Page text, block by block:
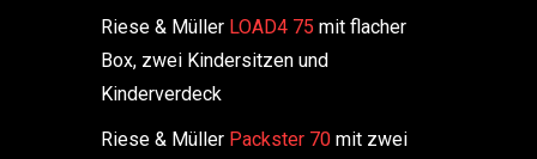
Riese & Müller LOAD4 75 mit flacher
Box, zwei Kindersitzen und
Kinderverdeck
Riese & Müller Packster 70 mit zwei